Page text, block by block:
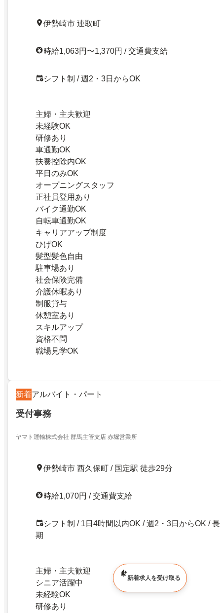
伊勢崎市 連取町
時給1,063円〜1,370円 / 交通費支給
シフト制 / 週2・3日からOK
主婦・主夫歓迎
未経験OK
研修あり
車通勤OK
扶養控除内OK
平日のみOK
オープニングスタッフ
正社員登用あり
バイク通勤OK
自転車通勤OK
キャリアアップ制度
ひげOK
髪型髪色自由
駐車場あり
社会保険完備
介護休暇あり
制服貸与
休憩室あり
スキルアップ
資格不問
職場見学OK
新着アルバイト・パート
受付事務
ヤマト運輸株式会社 群馬主管支店 赤堀営業所
伊勢崎市 西久保町 / 国定駅 徒歩29分
時給1,070円 / 交通費支給
シフト制 / 1日4時間以内OK / 週2・3日からOK / 長
期
主婦・主夫歓迎
シニア活躍中
未経験OK
研修あり
新着求人を受け取る